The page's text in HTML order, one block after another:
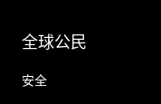
全球公民
安全